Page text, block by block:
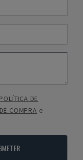
POLÍTICA DE
COMPRA e